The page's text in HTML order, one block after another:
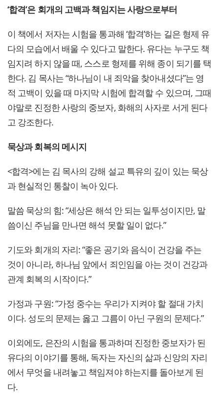
‘합격’은 회개의 고백과 책임지는 사랑으로부터
이 책에서 저자는 시험을 통과해 ‘합격’하는 길은 형제 유
다의 모습에서 배울 수 있다고 말한다. 유다는 누구도 책
임지려 하지 않을 때, 스스로 형제를 위해 종이 되기를 택
한다. 김 목사는 “하나님이 내 죄악을 찾아내셨다”는 영
적 고백이 있을 때 마지막 시험에 합격할 수 있으며, 그때
야말로 진정한 사랑의 중보자, 화해의 사자로 서게 된다
고 강조한다.
묵상과 회복의 메시지
<합격>에는 김 목사의 강해 설교 특유의 깊이 있는 묵상
과 현실적인 통찰이 녹아 있다.
말씀 묵상의 힘: “세상은 해석 안 되는 일투성이지만, 말
씀이신 주님을 만나면 해석 못할 일이 없다.”
기도와 회개의 자리: “좋은 공기와 음식이 건강을 주는
것이 아니라, 하나님 앞에서 죄인임을 아는 것이 건강과
관계 회복의 시작이다.”
가정과 구원: “가정 중수는 우리가 지켜야 할 절대 가치
이다. 성도의 문제는 옳고 그름이 아닌 구원의 문제다.”
이외에도, 은잔의 시험을 통과하며 진정한 중보자가 된
유다의 이야기를 통해, 독자는 자신의 삶과 신앙의 자리
에서 무엇을 내려놓고 책임져야 하는지를 돌아보게 된
다.